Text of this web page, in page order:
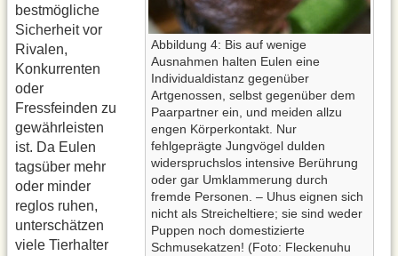
Abbildung 4: Bis auf wenige
Ausnahmen halten Eulen eine
Individualdistanz gegenüber
Artgenossen, selbst gegenüber dem
Paarpartner ein, und meiden allzu
engen Körperkontakt. Nur
fehlgeprägte Jungvögel dulden
widerspruchslos intensive Berührung
oder gar Umklammerung durch
fremde Personen. – Uhus eignen sich
nicht als Streicheltiere; sie sind weder
Puppen noch domestizierte
Schmusekatzen! (Foto: Fleckenuhu
bestmögliche
Sicherheit vor
Rivalen,
Konkurrenten
oder
Fressfeinden zu
gewährleisten
ist. Da Eulen
tagsüber mehr
oder minder
reglos ruhen,
unterschätzen
viele Tierhalter